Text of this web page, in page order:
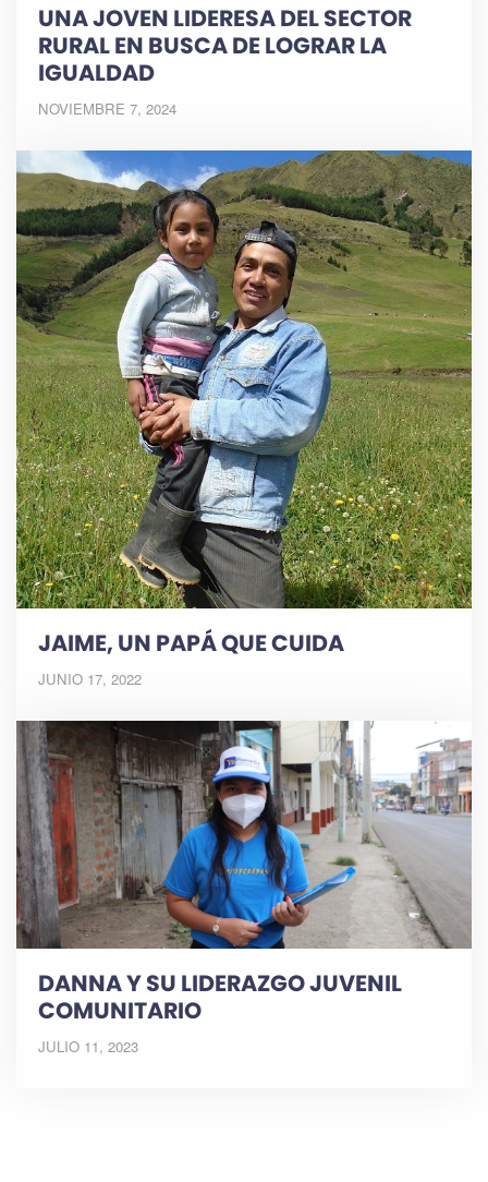
UNA JOVEN LIDERESA DEL SECTOR
RURAL EN BUSCA DE LOGRAR LA
IGUALDAD
NOVIEMBRE 7, 2024
JAIME, UN PAPÁ QUE CUIDA
JUNIO 17, 2022
DANNA Y SU LIDERAZGO JUVENIL
COMUNITARIO
JULIO 11, 2023